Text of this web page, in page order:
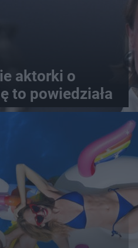
aktorki o
to powiedziała